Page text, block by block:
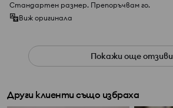
Стандартен размер. Препоръчвам го.
Виж оригинала
Покажи още отзиви
Други клиенти също избраха